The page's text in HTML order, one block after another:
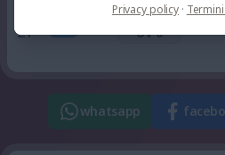
21
100%
UV 0
whatsapp
Privacy policy ·